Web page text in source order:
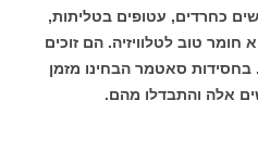
כחרדים, עטופים בטליתות,
טוב לטלוויזיה. הם זוכים
סאטמר הבחינו מזמן
אלה והתבדלו מהם.